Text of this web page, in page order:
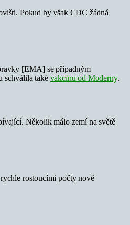
Pokud by však CDC žádná
[EMA] se případným
schválila také vakcínu od Moderny.
Několik málo zemí na světě
rostoucími počty nově